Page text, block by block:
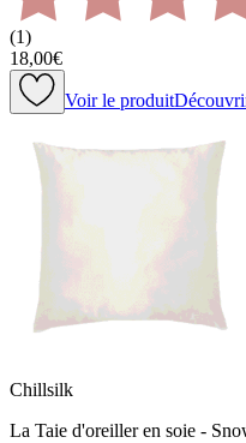
(1)
18,00€
Voir le produit
Chillsilk
La Taie d'oreiller en soie -